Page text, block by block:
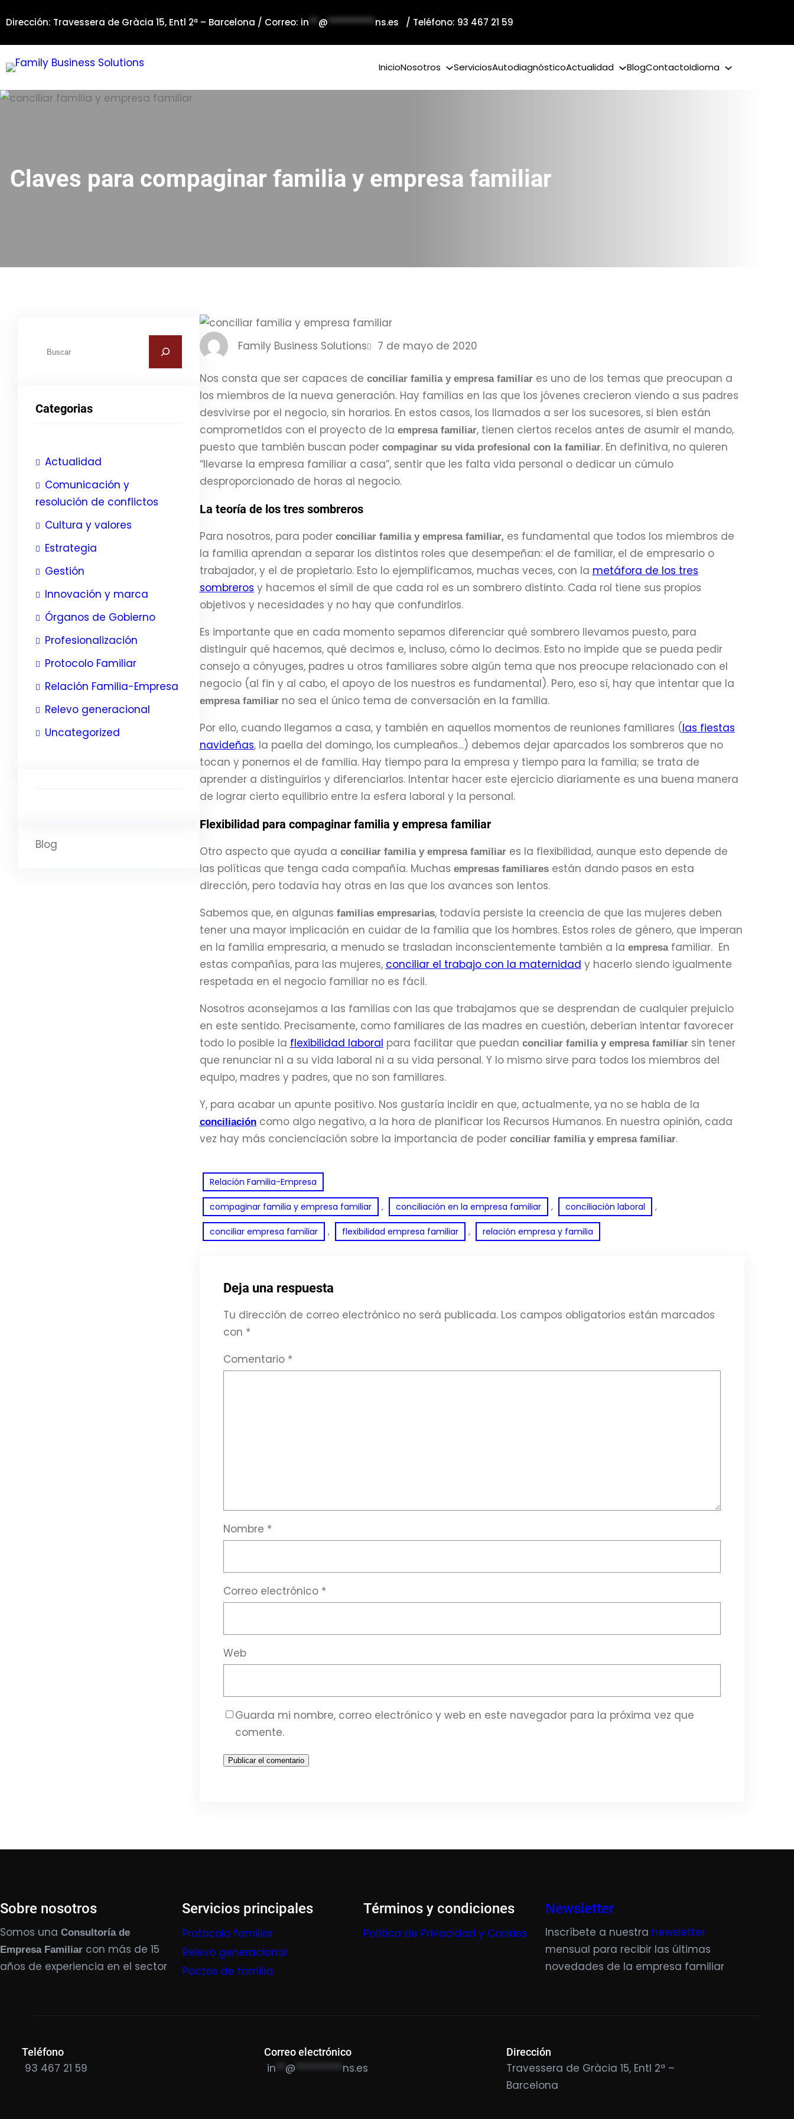
al
contenido
Dirección: Travessera de Gràcia 15, Entl 2ª – Barcelona / Correo: in**@**********ns.es / Teléfono: 93 467 21 59
InicioNosotros ServiciosAutodiagnósticoActualidad BlogContactoIdioma
Claves para compaginar familia y empresa familiar
a
Categorias
Actualidad
Comunicación y
resolución de conflictos
Cultura y valores
Estrategia
Gestión
Innovación y marca
Órganos de Gobierno
Profesionalización
Protocolo Familiar
Relación Familia-Empresa
Relevo generacional
Uncategorized
Blog
Family Business Solutions 7 de mayo de 2020
Nos consta que ser capaces de conciliar familia y empresa familiares uno de los temas que preocupan a
los miembros de la nueva generación. Hay familias en las que los jóvenes crecieron viendo a sus padres
desvivirse por el negocio, sin horarios. En estos casos, los llamados a ser los sucesores, si bien están
comprometidos con el proyecto de la empresa familiar, tienen ciertos recelos antes de asumir el mando,
puesto que también buscan poder compaginar su vida profesional con la familiar. En definitiva, no quieren
“llevarse la empresa familiar a casa”, sentir que les falta vida personal o dedicar un cúmulo
desproporcionado de horas al negocio.
La teoría de los tres sombreros
Para nosotros, para poder conciliar familia y empresa familiar, es fundamental que todos los miembros de
la familia aprendan a separar los distintos roles que desempeñan: el de familiar, el de empresario o
trabajador, y el de propietario. Esto lo ejemplificamos, muchas veces, con la metáfora de los tres
sombreros y hacemos el símil de que cada rol es un sombrero distinto. Cada rol tiene sus propios
objetivos y necesidades y no hay que confundirlos.
Es importante que en cada momento sepamos diferenciar qué sombrero llevamos puesto, para
distinguir qué hacemos, qué decimos e, incluso, cómo lo decimos. Esto no impide que se pueda pedir
consejo a cónyuges, padres u otros familiares sobre algún tema que nos preocupe relacionado con el
negocio (al fin y al cabo, el apoyo de los nuestros es fundamental). Pero, eso sí, hay que intentar que la
empresa familiarno sea el único tema de conversación en la familia.
Por ello, cuando llegamos a casa, y también en aquellos momentos de reuniones familiares (las fiestas
navideñas, la paella del domingo, los cumpleaños…) debemos dejar aparcados los sombreros que no
tocan y ponernos el de familia. Hay tiempo para la empresa y tiempo para la familia; se trata de
aprender a distinguirlos y diferenciarlos. Intentar hacer este ejercicio diariamente es una buena manera
de lograr cierto equilibrio entre la esfera laboral y la personal.
Flexibilidad para compaginar familia y empresa familiar
Otro aspecto que ayuda a conciliar familia y empresa familiares la flexibilidad, aunque esto depende de
las políticas que tenga cada compañía. Muchas empresas familiaresestán dando pasos en esta
dirección, pero todavía hay otras en las que los avances son lentos.
Sabemos que, en algunas familias empresarias, todavía persiste la creencia de que las mujeres deben
tener una mayor implicación en cuidar de la familia que los hombres. Estos roles de género, que imperan
en la familia empresaria, a menudo se trasladan inconscientemente también a la empresa familiar. En
estas compañías, para las mujeres, conciliar el trabajo con la maternidad y hacerlo siendo igualmente
respetada en el negocio familiar no es fácil.
Nosotros aconsejamos a las familias con las que trabajamos que se desprendan de cualquier prejuicio
en este sentido. Precisamente, como familiares de las madres en cuestión, deberían intentar favorecer
todo lo posible la flexibilidad laboral para facilitar que puedan conciliar familia y empresa familiar sin tener
que renunciar ni a su vida laboral ni a su vida personal. Y lo mismo sirve para todos los miembros del
equipo, madres y padres, que no son familiares.
Y, para acabar un apunte positivo. Nos gustaría incidir en que, actualmente, ya no se habla de la
conciliacióncomo algo negativo, a la hora de planificar los Recursos Humanos. En nuestra opinión, cada
vez hay más concienciación sobre la importancia de poder conciliar familia y empresa familiar.
Relación Familia-Empresa
compaginar familia y empresa familiar , conciliación en la empresa familiar , conciliación laboral ,
conciliar empresa familiar , flexibilidad empresa familiar , relación empresa y familia
Deja una respuesta
Tu dirección de correo electrónico no será publicada. Los campos obligatorios están marcados
con *
Comentario *
Nombre *
Correo electrónico *
Web
Guarda mi nombre, correo electrónico y web en este navegador para la próxima vez que
comente.
Sobre nosotros
Somos una Consultoría de
Empresa Familiar con más de 15
años de experiencia en el sector
Servicios principales
Protocolo familiar
Relevo generacional
Pactos de familia
Términos y condiciones
Política de Privacidad y Cookies
Newsletter
Inscríbete a nuestra newsletter
mensual para recibir las últimas
novedades de la empresa familiar
Teléfono
93 467 21 59
Correo electrónico
in @ ns.es
Dirección
Travessera de Gràcia 15, Entl 2ª –
Barcelona